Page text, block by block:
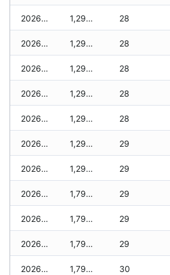
2026-03-13 1,290 zł 28
2026-03-12 1,290 zł 28
2026-03-11 1,290 zł 28
2026-03-10 1,290 zł 28
2026-03-09 1,290 zł 28
2026-03-08 1,290 zł 29
2026-03-07 1,290 zł 29
2026-03-06 1,790 zł 29
2026-03-05 1,790 zł 29
2026-03-04 1,790 zł 29
2026-03-03 1,790 zł 30